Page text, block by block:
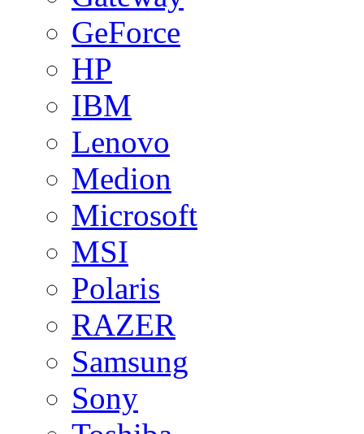
GeForce
HP
IBM
Lenovo
Medion
Microsoft
MSI
Polaris
RAZER
Samsung
Sony